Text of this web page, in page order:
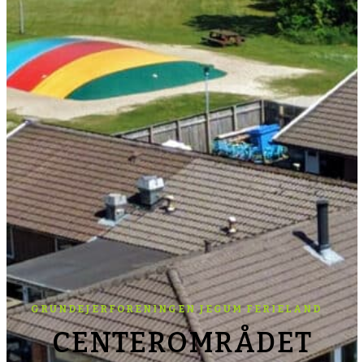
GRUNDEJERFORENINGEN JEGUM FERIELAND
CENTEROMRÅDET